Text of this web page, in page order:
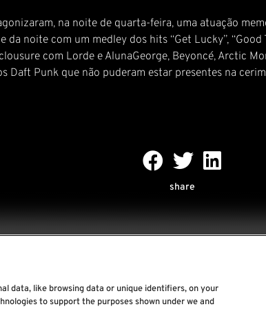
na noite de quarta-feira, uma atuação
noite com um medley dos hits “Get Lucky”, “Good
com Lorde e AlunaGeorge, Beyoncé, Arctic
Daft Punk que não puderam estar presentes na
share
Rock World
data, like browsing data or unique identifiers, on your
to support the purposes shown under we and